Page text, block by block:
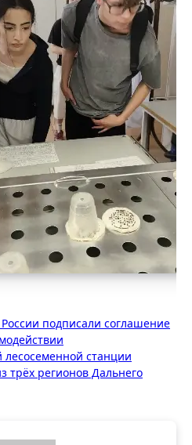
подписали соглашение
станции
трёх регионов Дальнего